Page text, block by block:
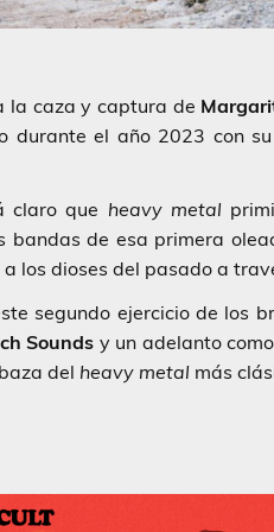
la caza y captura de
durante el año 2023 con
claro que heavy metal
bandas de esa primera
a los dioses del pasado a
segundo ejercicio de los
Sounds y un adelanto
del heavy metal más